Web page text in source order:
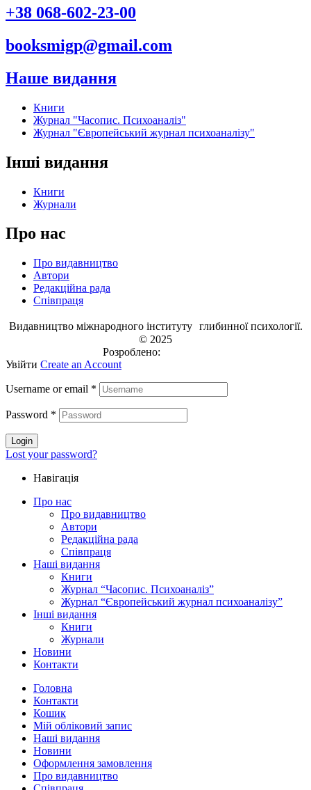
+38 068-602-23-00
booksmigp@gmail.com
Наше видання
Книги
Журнал "Часопис. Психоаналіз"
Журнал "Європейський журнал психоаналізу"
Інші видання
Книги
Журнали
Про нас
Про видавництво
Автори
Редакційна рада
Співпраця
Видавництво міжнародного інституту глибинної психології.
© 2025
Розроблено:
Увійти Create an Account
Username or email *
Password *
Login
Lost your password?
Навігація
Про нас
Про видавництво
Автори
Редакційна рада
Співпраця
Наші видання
Книги
Журнал “Часопис. Психоаналіз”
Журнал “Європейський журнал психоаналізу”
Інші видання
Книги
Журнали
Новини
Контакти
Головна
Контакти
Кошик
Мій обліковий запис
Наші видання
Новини
Оформлення замовлення
Про видавництво